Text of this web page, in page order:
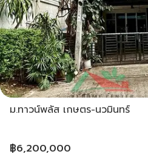
ม.ทาวน์พลัส เกษตร-นวมินทร์
฿6,200,000